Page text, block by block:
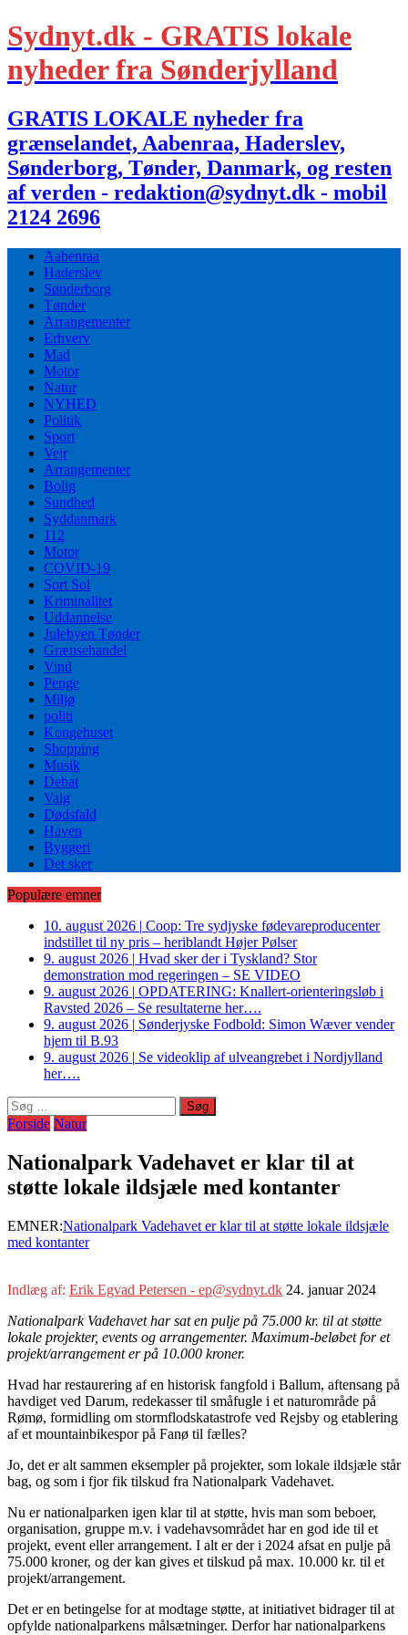
Sydnyt.dk - GRATIS lokale
nyheder fra Sønderjylland
GRATIS LOKALE nyheder fra
grænselandet, Aabenraa, Haderslev,
Sønderborg, Tønder, Danmark, og resten
af verden - redaktion@sydnyt.dk - mobil
2124 2696
Aabenraa
Haderslev
Sønderborg
Tønder
Arrangementer
Erhverv
Mad
Motor
Natur
NYHED
Politik
Sport
Vejr
Arrangementer
Bolig
Sundhed
Syddanmark
112
Motor
COVID-19
Sort Sol
Kriminalitet
Uddannelse
Julebyen Tønder
Grænsehandel
Vind
Penge
Miljø
politi
Kongehuset
Shopping
Musik
Debat
Valg
Dødsfald
Haven
Byggeri
Det sker
Populære emner
10. august 2026 | Coop: Tre sydjyske fødevareproducenter
indstillet til ny pris – heriblandt Højer Pølser
9. august 2026 | Hvad sker der i Tyskland? Stor
demonstration mod regeringen – SE VIDEO
9. august 2026 | OPDATERING: Knallert-orienteringsløb i
Ravsted 2026 – Se resultaterne her….
9. august 2026 | Sønderjyske Fodbold: Simon Wæver vender
hjem til B.93
9. august 2026 | Se videoklip af ulveangrebet i Nordjylland
her….
Søg
efter:
Forside Natur
Nationalpark Vadehavet er klar til at
støtte lokale ildsjæle med kontanter
EMNER:Nationalpark Vadehavet er klar til at støtte lokale ildsjæle
med kontanter
Indlæg af: Erik Egvad Petersen - ep@sydnyt.dk 24. januar 2024
Nationalpark Vadehavet har sat en pulje på 75.000 kr. til at støtte
lokale projekter, events og arrangementer. Maximum-beløbet for et
projekt/arrangement er på 10.000 kroner.
Hvad har restaurering af en historisk fangfold i Ballum, aftensang på
havdiget ved Darum, redekasser til småfugle i et naturområde på
Rømø, formidling om stormflodskatastrofe ved Rejsby og etablering
af et mountainbikespor på Fanø til fælles?
Jo, det er alt sammen eksempler på projekter, som lokale ildsjæle står
bag, og som i fjor fik tilskud fra Nationalpark Vadehavet.
Nu er nationalparken igen klar til at støtte, hvis man som beboer,
organisation, gruppe m.v. i vadehavsområdet har en god ide til et
projekt, event eller arrangement. I alt er der i 2024 afsat en pulje på
75.000 kroner, og der kan gives et tilskud på max. 10.000 kr. til et
projekt/arrangement.
Det er en betingelse for at modtage støtte, at initiativet bidrager til at
opfylde nationalparkens målsætninger. Derfor har nationalparkens